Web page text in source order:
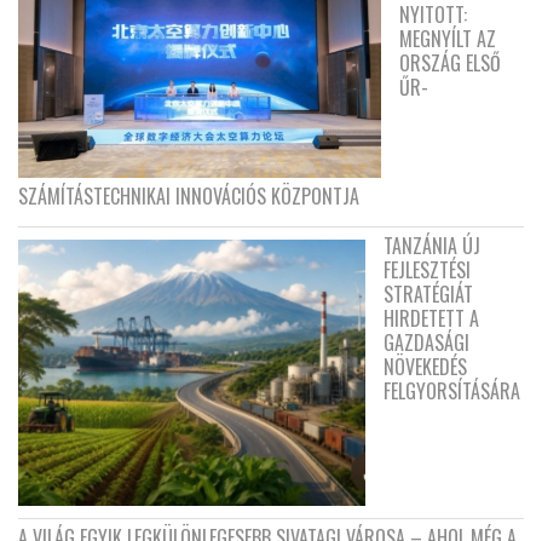
NYITOTT:
MEGNYÍLT AZ
ORSZÁG ELSŐ
ŰR-
SZÁMÍTÁSTECHNIKAI INNOVÁCIÓS KÖZPONTJA
TANZÁNIA ÚJ
FEJLESZTÉSI
STRATÉGIÁT
HIRDETETT A
GAZDASÁGI
NÖVEKEDÉS
FELGYORSÍTÁSÁRA